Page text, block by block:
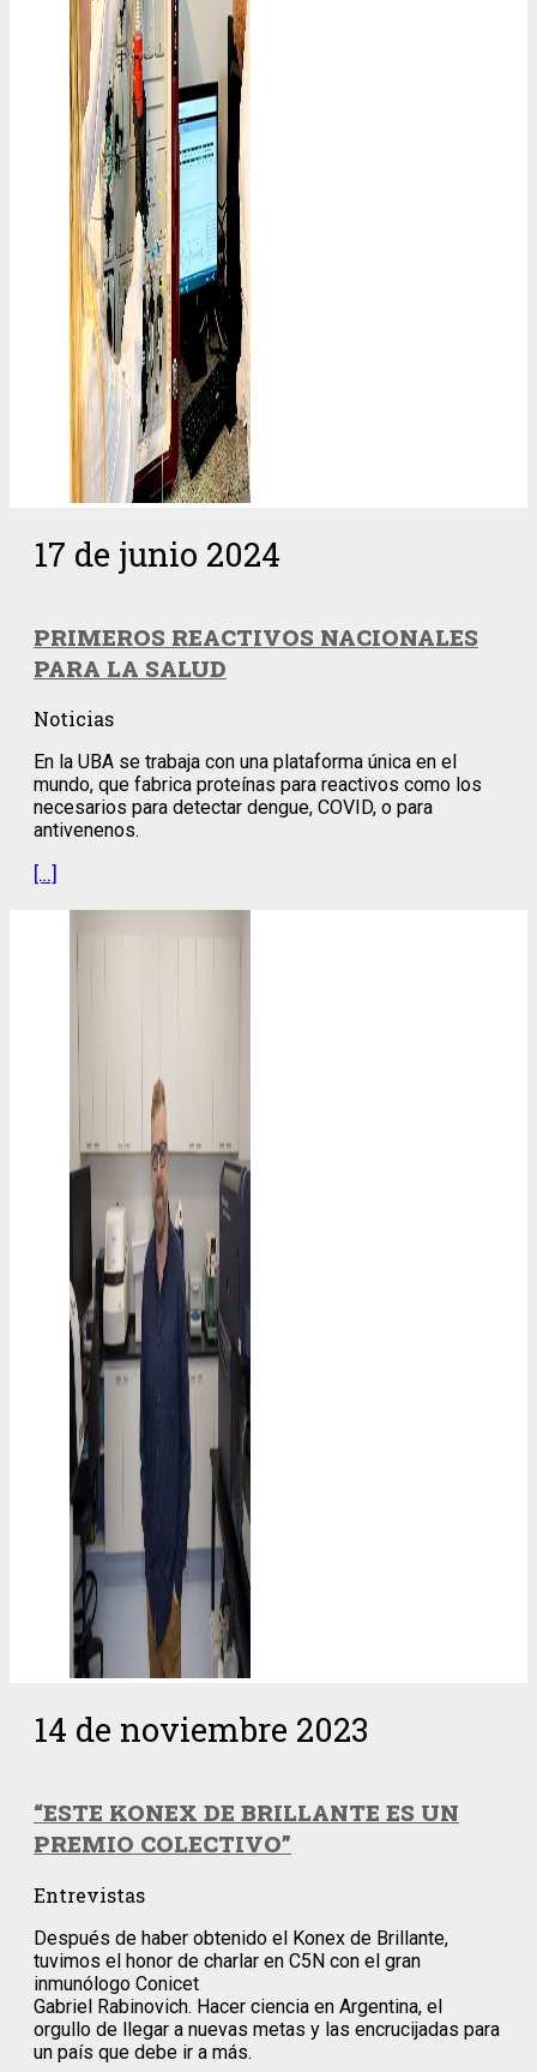
17 de junio 2024
PRIMEROS REACTIVOS NACIONALES
PARA LA SALUD
Noticias
En la UBA se trabaja con una plataforma única en el
mundo, que fabrica proteínas para reactivos como los
necesarios para detectar dengue, COVID, o para
antivenenos.
[…]
14 de noviembre 2023
“ESTE KONEX DE BRILLANTE ES UN
PREMIO COLECTIVO”
Entrevistas
Después de haber obtenido el Konex de Brillante,
tuvimos el honor de charlar en C5N con el gran
inmunólogo Conicet
Gabriel Rabinovich. Hacer ciencia en Argentina, el
orgullo de llegar a nuevas metas y las encrucijadas para
un país que debe ir a más.